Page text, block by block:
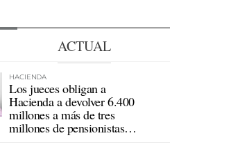
ACTUAL
HACIENDA
Los jueces obligan a
Hacienda a devolver 6.400
millones a más de tres
millones de pensionistas